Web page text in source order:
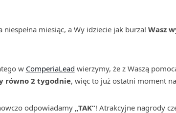
miesiąc, a Wy idziecie jak burza! Wasz
w ComperiaLead wierzymy, że z Waszą
równo 2 tygodnie, więc to już ostatni moment
odpowiadamy „TAK”! Atrakcyjne nagrody